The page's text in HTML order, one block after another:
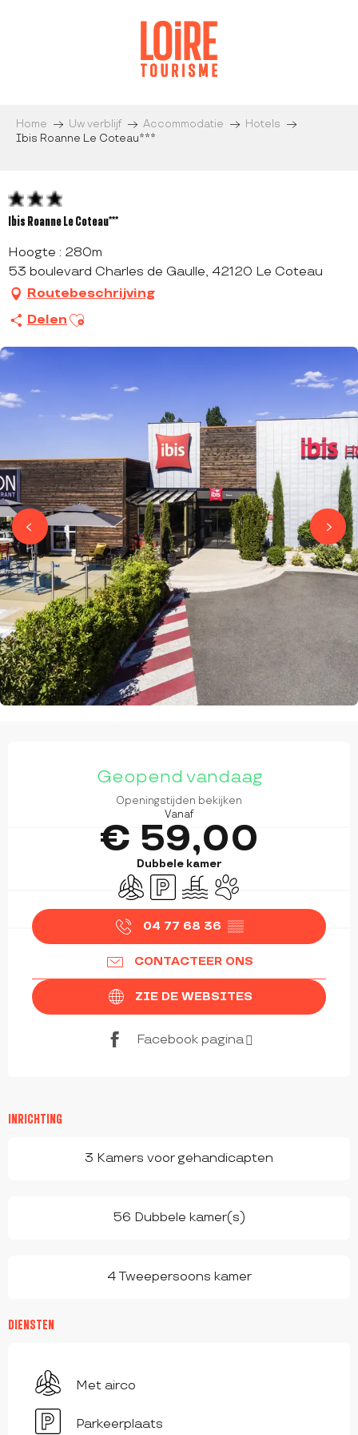
Home Uw verblijf Accommodatie
Hotels
Ibis Roanne Le Coteau***
Ibis Roanne Le Coteau***
Hoogte : 280m
53 boulevard Charles de Gaulle, 42120 Le Coteau
Routebeschrijving
Delen Ajouter aux favoris
Geopend vandaag
Openingstijden bekijken
Vanaf
€ 59,00
Dubbele kamer
Met aircoParkeerplaats
ZwembadDieren toegelaten
04 77 68 36 ▒▒
CONTACTEER ONS
ZIE DE WEBSITES
Facebook pagina
INRICHTING
3 Kamers voor gehandicapten
56 Dubbele kamer(s)
4 Tweepersoons kamer
DIENSTEN
Met airco
Parkeerplaats